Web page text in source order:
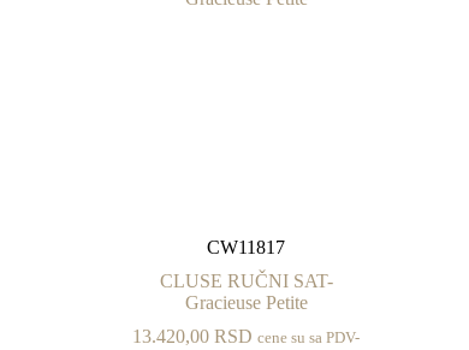
CW11817
CLUSE RUČNI SAT-
Gracieuse Petite
13.420,00RSD cene su sa PDV-